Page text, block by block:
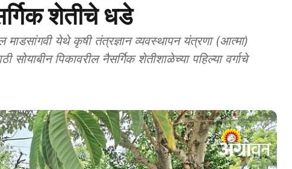
शेतीचे धडे
येथे कृषी तंत्रज्ञान व्यवस्थापन यंत्रणा (आत्मा)
सोयाबीन पिकावरील नैसर्गिक शेतीशाळेच्या पहिल्या वर्गाचे